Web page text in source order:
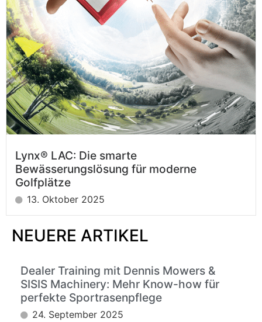
Lynx® LAC: Die smarte
Bewässerungslösung für moderne
Golfplätze
13. Oktober 2025
NEUERE ARTIKEL
Dealer Training mit Dennis Mowers &
SISIS Machinery: Mehr Know-how für
perfekte Sportrasenpflege
24. September 2025